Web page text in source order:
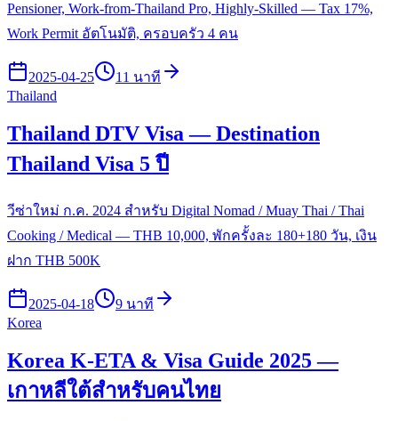
Pensioner, Work-from-Thailand Pro, Highly-Skilled — Tax 17%,
Work Permit อัตโนมัติ, ครอบครัว 4 คน
2025-04-25
11 นาที
Thailand
Thailand DTV Visa — Destination
Thailand Visa 5 ปี
วีซ่าใหม่ ก.ค. 2024 สำหรับ Digital Nomad / Muay Thai / Thai
Cooking / Medical — THB 10,000, พักครั้งละ 180+180 วัน, เงิน
ฝาก THB 500K
2025-04-18
9 นาที
Korea
Korea K-ETA & Visa Guide 2025 —
เกาหลีใต้สำหรับคนไทย